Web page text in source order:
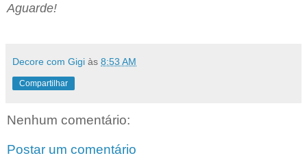
Aguarde!
Decore com Gigi às 8:53 AM
Compartilhar
Nenhum comentário:
Postar um comentário